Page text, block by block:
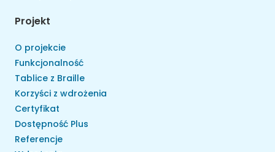
Projekt
O projekcie
Funkcjonalność
Tablice z Braille
Korzyści z wdrożenia
Certyfikat
Dostępność Plus
Referencje